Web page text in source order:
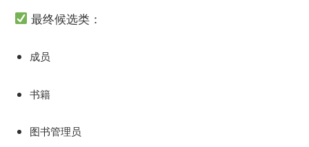
最终候选类：
成员
书籍
图书管理员